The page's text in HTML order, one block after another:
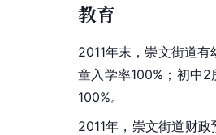
教育
2011年末，崇文街道
童入学率100%；初中
100%。
2011年，崇文街道财